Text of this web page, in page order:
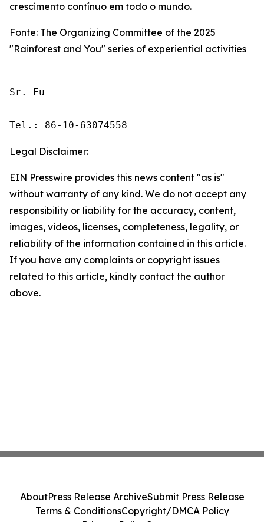
crescimento contínuo em todo o mundo.
Fonte: The Organizing Committee of the 2025
"Rainforest and You" series of experiential activities
Sr. Fu
Tel.: 86-10-63074558
Legal Disclaimer:
EIN Presswire provides this news content "as is"
without warranty of any kind. We do not accept any
responsibility or liability for the accuracy, content,
images, videos, licenses, completeness, legality, or
reliability of the information contained in this article.
If you have any complaints or copyright issues
related to this article, kindly contact the author
above.
AboutPress Release ArchiveSubmit Press Release
Terms & ConditionsCopyright/DMCA Policy